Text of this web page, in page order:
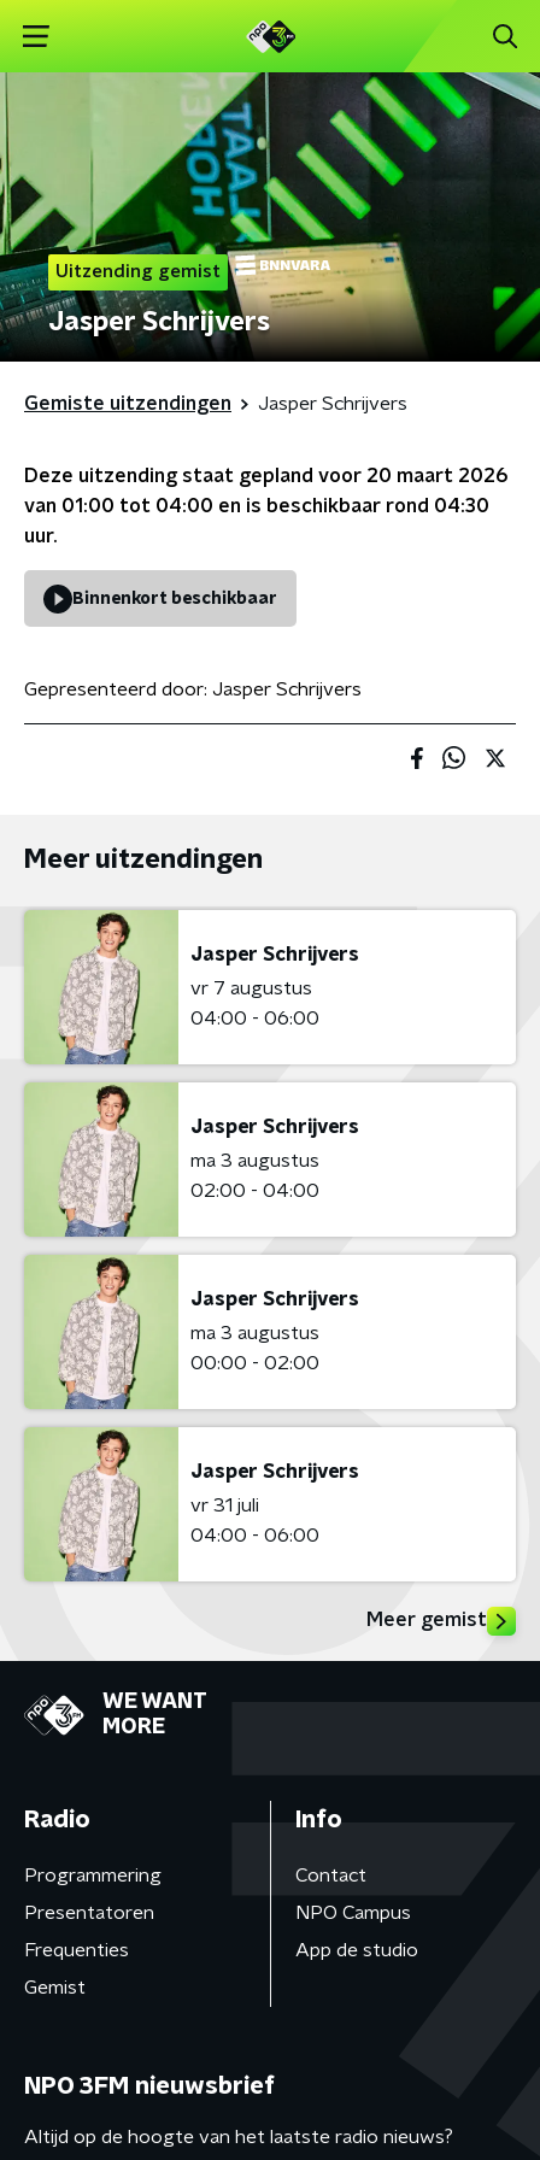
Uitzending gemist
Jasper Schrijvers
Gemiste uitzendingen Jasper Schrijvers
Deze uitzending staat gepland voor 20 maart 2026
van 01:00 tot 04:00 en is beschikbaar rond 04:30
uur.
Binnenkort beschikbaar
Gepresenteerd door: Jasper Schrijvers
Meer uitzendingen
Jasper Schrijvers
vr 7 augustus
04:00 - 06:00
Jasper Schrijvers
ma 3 augustus
02:00 - 04:00
Jasper Schrijvers
ma 3 augustus
00:00 - 02:00
Jasper Schrijvers
vr 31 juli
04:00 - 06:00
Meer gemist
WE WANT
MORE
Radio
Programmering
Presentatoren
Frequenties
Gemist
Info
Contact
NPO Campus
App de studio
NPO 3FM nieuwsbrief
Altijd op de hoogte van het laatste radio nieuws?